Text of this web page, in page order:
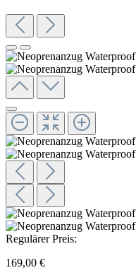
Regulärer Preis:
169,00 €